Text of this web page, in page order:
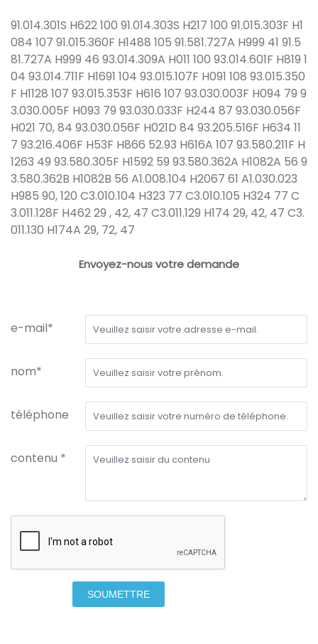
91.014.301S H622 100 91.014.303S H217 100 91.015.303F H1
084 107 91.015.360F H1488 105 91.581.727A H999 41 91.5
81.727A H999 46 93.014.309A H011 100 93.014.601F H819 1
04 93.014.711F H1691 104 93.015.107F H091 108 93.015.350
F H1128 107 93.015.353F H616 107 93.030.003F H094 79 9
3.030.005F H093 79 93.030.033F H244 87 93.030.056F
H021 70, 84 93.030.056F H021D 84 93.205.516F H634 11
7 93.216.406F H53F H866 52.93 H616A 107 93.580.211F H
1263 49 93.580.305F H1592 59 93.580.362A H1082A 56 9
3.580.362B H1082B 56 A1.008.104 H2067 61 A1.030.023
H985 90, 120 C3.010.104 H323 77 C3.010.105 H324 77 C
3.011.128F H462 29 , 42, 47 C3.011.129 H174 29, 42, 47 C3.
011.130 H174A 29, 72, 47
Envoyez-nous votre demande
e-mail*
nom*
téléphone
contenu *
SOUMETTRE